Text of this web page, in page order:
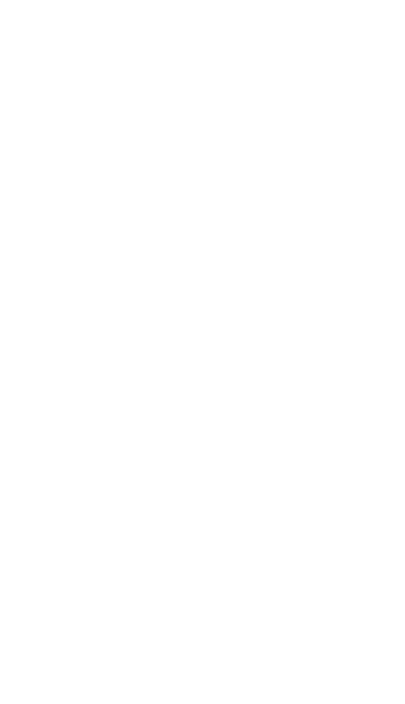
expérience, des matériaux « d’autres mondes» ont toujours
sonore » tournoyant autour du public, de haut en bas, le totem
et inexorable, qui est la métamorphose musicale du jeu
offices religieux. Ici, le solo appelle le public à l’écoute de
ethniques affleurent de temps en temps, de façon plus ou
«implosion » qui ramène des sonorités douces et pacifiées.
contraire, dans cette œuvre, l’utilisation de presque une
dizaine d’années, dont la créativité électroacoustique n’a
à bras-le-corps le défi de monter un totem si imposant et ont